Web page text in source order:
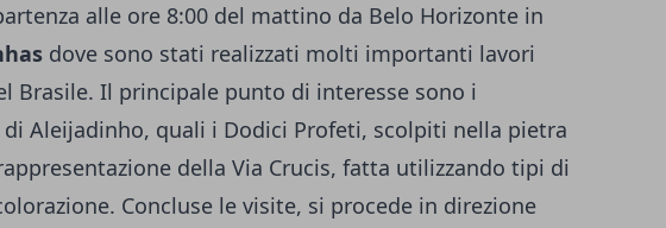
alle ore 8:00 del mattino da Belo Horizonte in
dove sono stati realizzati molti importanti lavori
Brasile. Il principale punto di interesse sono i
Aleijadinho, quali i Dodici Profeti, scolpiti nella pietra
della Via Crucis, fatta utilizzando tipi di
Concluse le visite, si procede in direzione